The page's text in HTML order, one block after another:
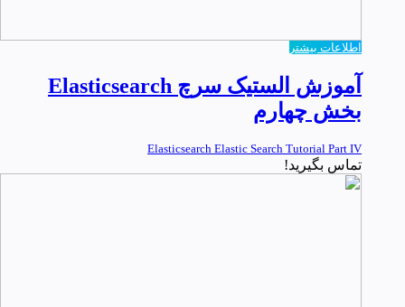
اطلاعات بیشتر
آموزش الستیک سرچ Elasticsearch
بخش چهارم
Elasticsearch Elastic Search Tutorial Part IV
تماس بگیرید!